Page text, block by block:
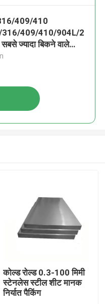
409/410
409/410/904L/2
ज्यादा बिकने वाले
स्टेनलेस स्टील प्लेट फैक्ट्री
कोल्ड रोल्ड 0.3-100 मिमी
स्टेनलेस स्टील शीट मानक
निर्यात पैकिंग